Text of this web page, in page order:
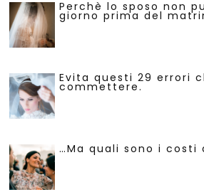
Perchè lo sposo non
giorno prima del
Evita questi 29 errori
commettere.
…Ma quali sono i costi